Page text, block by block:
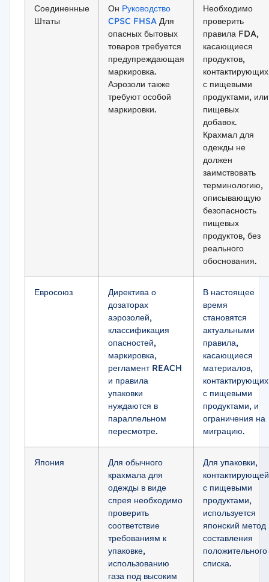
Соединенные
Штаты
Он Руководство
CPSC FHSA Для
опасных бытовых
товаров требуется
предупреждающая
маркировка.
Аэрозоли также
требуют особой
маркировки.
Необходимо
проверить
правила FDA,
касающиеся
продуктов,
контактирующих
с пищевыми
продуктами, или
пищевых
добавок.
Крахмал для
одежды не
должен
заимствовать
терминологию,
описывающую
безопасность
пищевых
продуктов, без
реального
обоснования.
Евросоюз
Директива о
дозаторах
аэрозолей,
классификация
опасностей,
маркировка,
регламент REACH
и правила
упаковки
нуждаются в
параллельном
пересмотре.
В настоящее
время
становятся
актуальными
правила,
касающиеся
материалов,
контактирующих
с пищевыми
продуктами, и
ограничения на
миграцию.
Япония
Для обычного
крахмала для
одежды в виде
спрея необходимо
проверить
соответствие
требованиям к
упаковке,
использованию
газа под высоким
Для упаковки,
контактирующей
с пищевыми
продуктами,
используется
японский метод
составления
положительного
списка.